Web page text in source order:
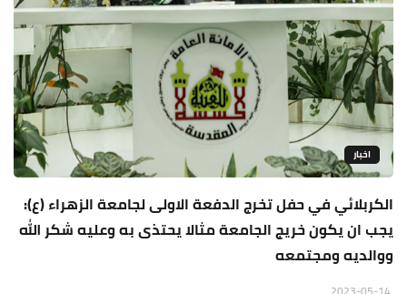
اخبار
الكربلائي في حفل تخرج الدفعة الاولى لجامعة الزهراء (ع):
يجب ان يكون خريج الجامعة مثالا يحتذى به وعليه شكر الله
ووالديه ومجتمعه